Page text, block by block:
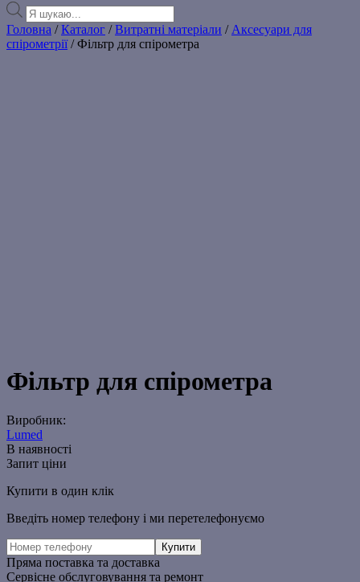
Products
search
Головна /Каталог /Витратні матеріали / Аксесуари для
спірометрії/ Фільтр для спірометра
Фільтр для спірометра
Виробник:
Lumed
В наявності
Запит ціни
Купити в один клік
Введіть номер телефону і ми перетелефонуємо
Пряма поставка та доставка
Сервісне обслуговування та ремонт